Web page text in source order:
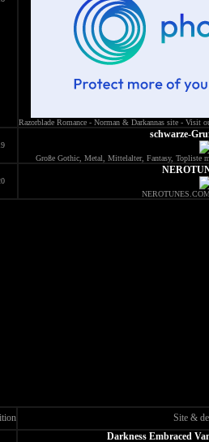
Razorblade Romance - Norman & Darkannas site - Visit
schwarze-
Große Gothic, Metal, Mittelalter, Fantasy, Topliste
Site &
Darkness Embraced